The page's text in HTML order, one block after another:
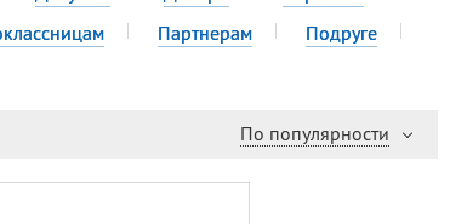
Партнерам
Подруге
По популярности